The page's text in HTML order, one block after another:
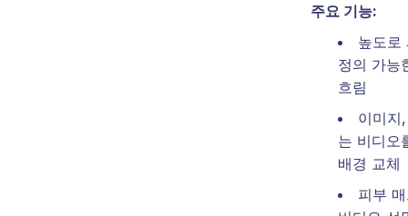
주요 기능:
높도로
정의 가능
흐림
이미지
는 비디오
배경 교체
피부